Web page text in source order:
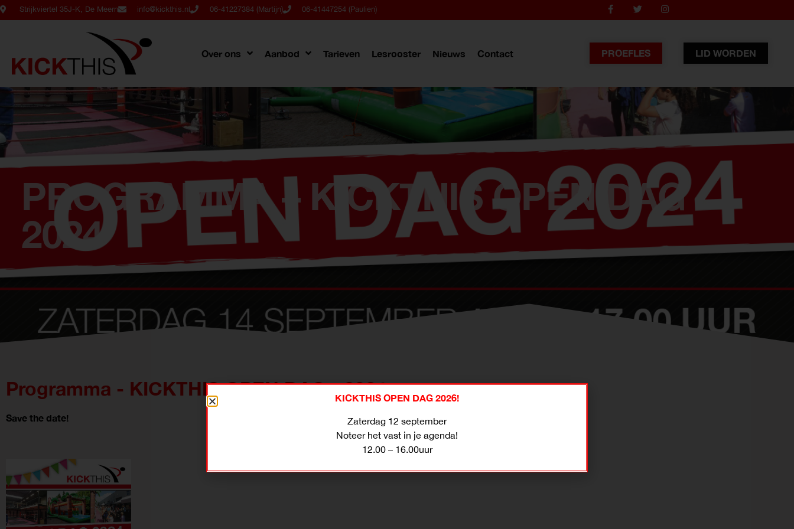
Strijkviertel 35J-K, De Meern info@kickthis.nl 06-41227384 (Martijn) 06-41447254 (Paulien)
Over ons Aanbod Tarieven Lesrooster Nieuws Contact PROEFLES LID WORDEN
PROGRAMMA – KICKTHIS OPEN DAG
2024
Programma - KICKTHIS OPEN DAG - 2024
Save the date!
KICKTHIS OPEN DAG 2026!
Zaterdag 12 september
Noteer het vast in je agenda!
12.00 – 16.00uur